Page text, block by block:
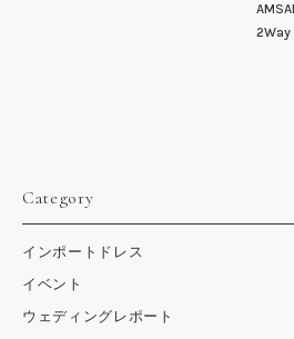
2Way
Category
インポートドレス
イベント
ウェディングレポート